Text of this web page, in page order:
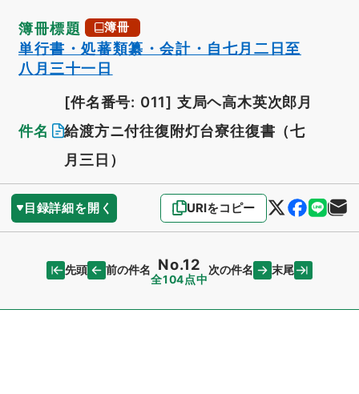
簿冊標題 簿冊
単行書・処蕃類纂・会計・自七月二日至
八月三十一日
件名
[件名番号: 011] 支局ヘ高木英次郎月
給渡方ニ付往復附灯台寮往復書（七
月三日）
目録詳細を開く URIをコピー
先頭 前の件名 No.12
全104点中
次の件名 末尾